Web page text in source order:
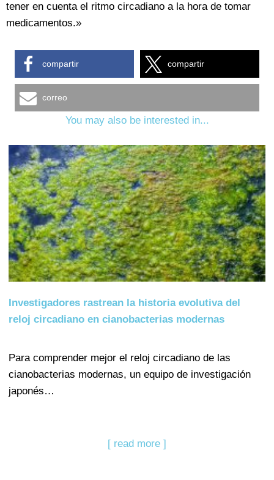
tener en cuenta el ritmo circadiano a la hora de tomar
medicamentos.»
compartir compartir
correo
You may also be interested in...
Investigadores rastrean la historia evolutiva del
reloj circadiano en cianobacterias modernas
Para comprender mejor el reloj circadiano de las
cianobacterias modernas, un equipo de investigación
japonés…
[ read more ]